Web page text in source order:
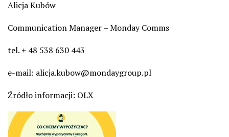
Alicja Kubów
Communication Manager – Monday Comms
tel. + 48 538 630 443
e-mail: alicja.kubow@mondaygroup.pl
Źródło informacji: OLX